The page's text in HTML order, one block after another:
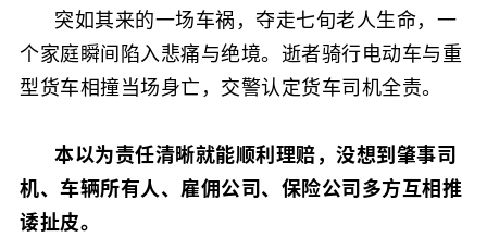
突如其来的一场车祸，夺走七旬老人生命，一
个家庭瞬间陷入悲痛与绝境。逝者骑行电动车与重
型货车相撞当场身亡，交警认定货车司机全责。
本以为责任清晰就能顺利理赔，没想到肇事司
机、车辆所有人、雇佣公司、保险公司多方互相推
诿扯皮。